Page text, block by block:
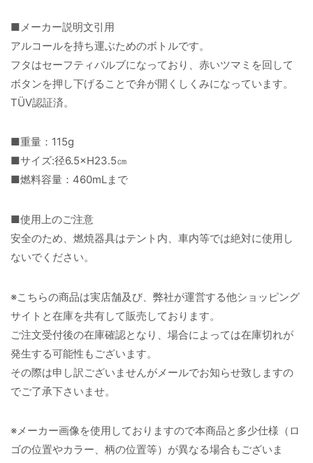
■メーカー説明文引用
アルコールを持ち運ぶためのボトルです。
フタはセーフティバルブになっており、赤いツマミを回して
ボタンを押し下げることで弁が開くしくみになっています。
TÜV認証済。
■重量：115g
■サイズ:径6.5×H23.5㎝
■燃料容量：460mLまで
■使用上のご注意
安全のため、燃焼器具はテント内、車内等では絶対に使用し
ないでください。
※こちらの商品は実店舗及び、弊社が運営する他ショッピング
サイトと在庫を共有して販売しております。
ご注文受付後の在庫確認となり、場合によっては在庫切れが
発生する可能性もございます。
その際は申し訳ございませんがメールでお知らせ致しますの
でご了承下さいませ。
※メーカー画像を使用しておりますので本商品と多少仕様（ロ
ゴの位置やカラー、柄の位置等）が異なる場合もございま